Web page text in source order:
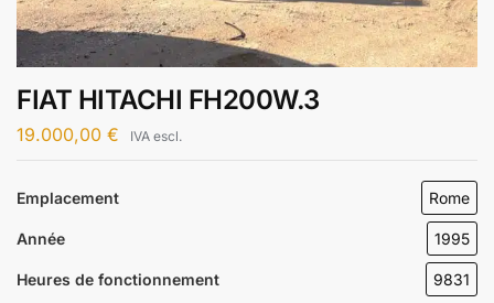
FIAT HITACHI FH200W.3
19.000,00 € IVA escl.
Emplacement Rome
Année 1995
Heures de fonctionnement 9831